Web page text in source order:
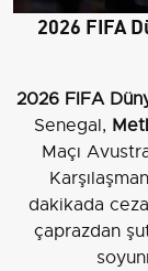
2026 FIFA
2026 FIFA
Senegal,
Maçı
dakikada
çaprazdan